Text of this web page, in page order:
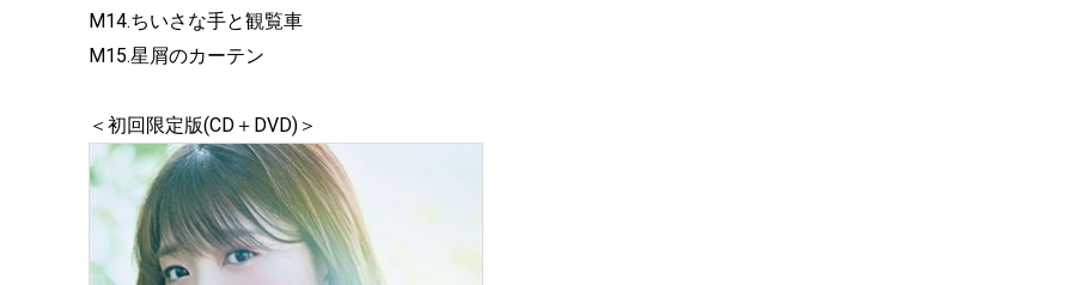
M14.ちいさな手と観覧車
M15.星屑のカーテン
＜初回限定版(CD＋DVD)＞